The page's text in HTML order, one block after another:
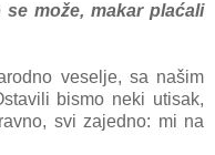
može, makar plаćаli
veselje, sa našim
bismo neki utisak,
svi zajedno: mi na